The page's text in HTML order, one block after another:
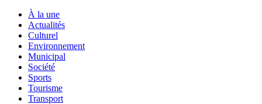
À la une
Actualités
Culturel
Environnement
Municipal
Société
Sports
Tourisme
Transport